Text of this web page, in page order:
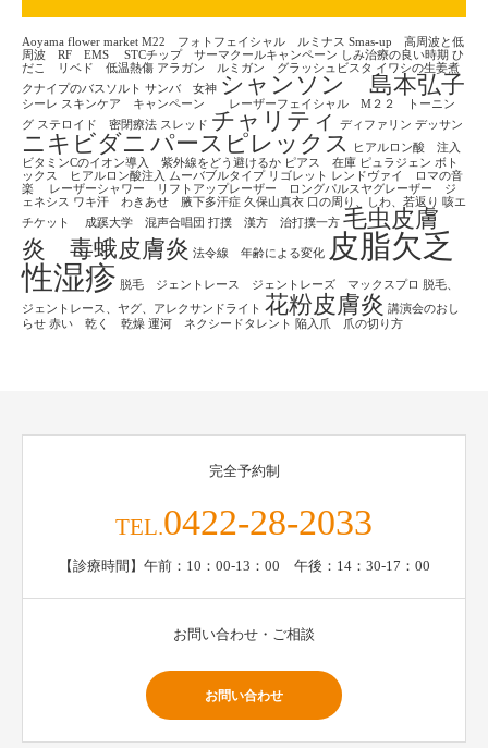
Aoyama flower market M22 フォトフェイシャル ルミナス Smas-up 高周波と低
周波 RF EMS
STCチップ サーマクールキャンペーン しみ治療の良い時期 ひ
だこ リベド 低温熱傷 アラガン ルミガン グラッシュビスタ イワシの生姜煮
クナイプのバスソルト サンバ 女神 シャンソン 島本弘子
シーレ スキンケア キャンペーン レーザーフェイシャル M２２ トーニン
グ ステロイド 密閉療法 スレッド チャリティ ディファリン デッサン
ニキビダニ パースピレックス
ヒアルロン酸 注入
ビタミンCのイオン導入 紫外線をどう避けるか ピアス 在庫 ピュラジェン ボト
ックス ヒアルロン酸注入
ムーバブルタイプ リゴレット レンドヴァイ ロマの音
楽
レーザーシャワー リフトアップレーザー ロングパルスヤグレーザー ジ
ェネシス ワキ汗 わきあせ 腋下多汗症 久保山真衣 口の周り、しわ、若返り 咳エ
チケット
成蹊大学 混声合唱団 打撲 漢方 治打撲一方 毛虫皮膚
炎 毒蛾皮膚炎 法令線 年齢による変化
皮脂欠乏
性湿疹 脱毛 ジェントレース ジェントレーズ マックスプロ
脱毛、
ジェントレース、ヤグ、アレクサンドライト 花粉皮膚炎 講演会のおし
らせ 赤い 乾く 乾燥 運河 ネクシードタレント 陥入爪 爪の切り方
完全予約制
TEL.0422-28-2033
【診療時間】午前：10：00-13：00 午後：14：30-17：00
お問い合わせ・ご相談
お問い合わせ